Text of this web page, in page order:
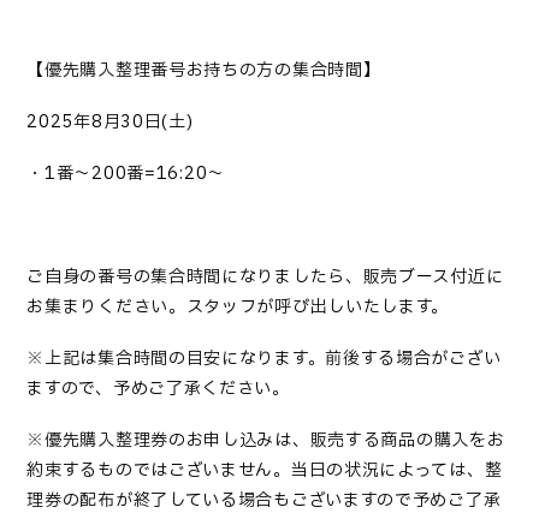
【優先購入整理番号お持ちの方の集合時間】
2025年8月30日(土)
・1番～200番=16:20～
ご自身の番号の集合時間になりましたら、販売ブース付近に
お集まりください。スタッフが呼び出しいたします。
※上記は集合時間の目安になります。前後する場合がござい
ますので、予めご了承ください。
※優先購入整理券のお申し込みは、販売する商品の購入をお
約束するものではございません。当日の状況によっては、整
理券の配布が終了している場合もございますので予めご了承